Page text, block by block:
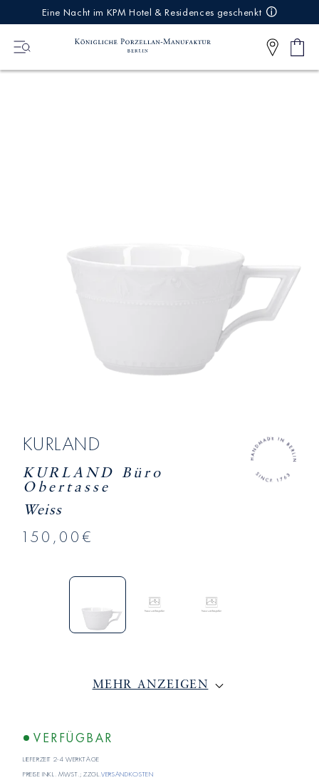
Eine Nacht im KPM Hotel & Residences geschenkt
0
Artikel
KURLAND
KURLAND Büro
Obertasse
Weiss
150,00€
MEHR ANZEIGEN
VERFÜGBAR
Lieferzeit 2-4 Werktage
Preise inkl. MwSt.; zzgl. Versandkosten